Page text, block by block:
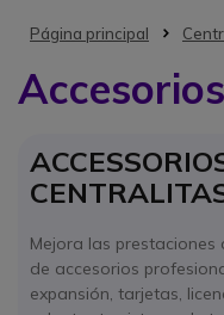
Página principal
Mejora las
de accesorios
expansión, tarjetas,